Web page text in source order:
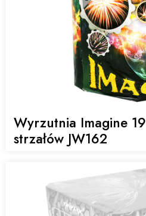
Wyrzutnia Imagine 19
strzałów JW162